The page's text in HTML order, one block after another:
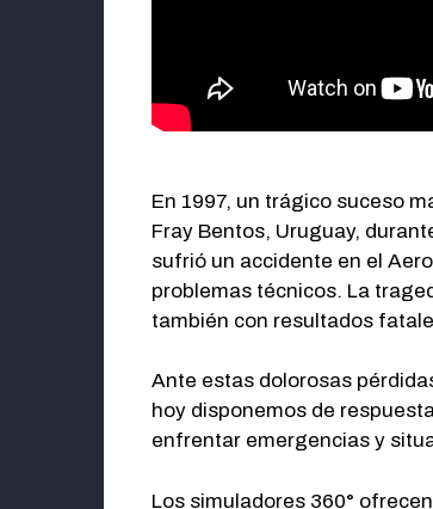
En 1997, un trágico suceso
Fray Bentos, Uruguay,
sufrió un accidente en el
problemas técnicos. La
también con resultados
Ante estas dolorosas
hoy disponemos de
enfrentar emergencias y
Los simuladores 360°